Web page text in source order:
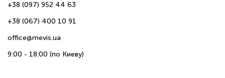
+38 (097) 952 44 63
+38 (067) 400 10 91
office@mevis.ua
9:00 - 18:00 (по Киеву)